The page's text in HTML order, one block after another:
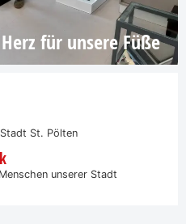
für unsere Füße
St. Pölten
unserer Stadt